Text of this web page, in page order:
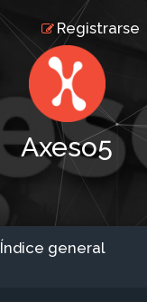
Registrarse
Axeso5
Índice general